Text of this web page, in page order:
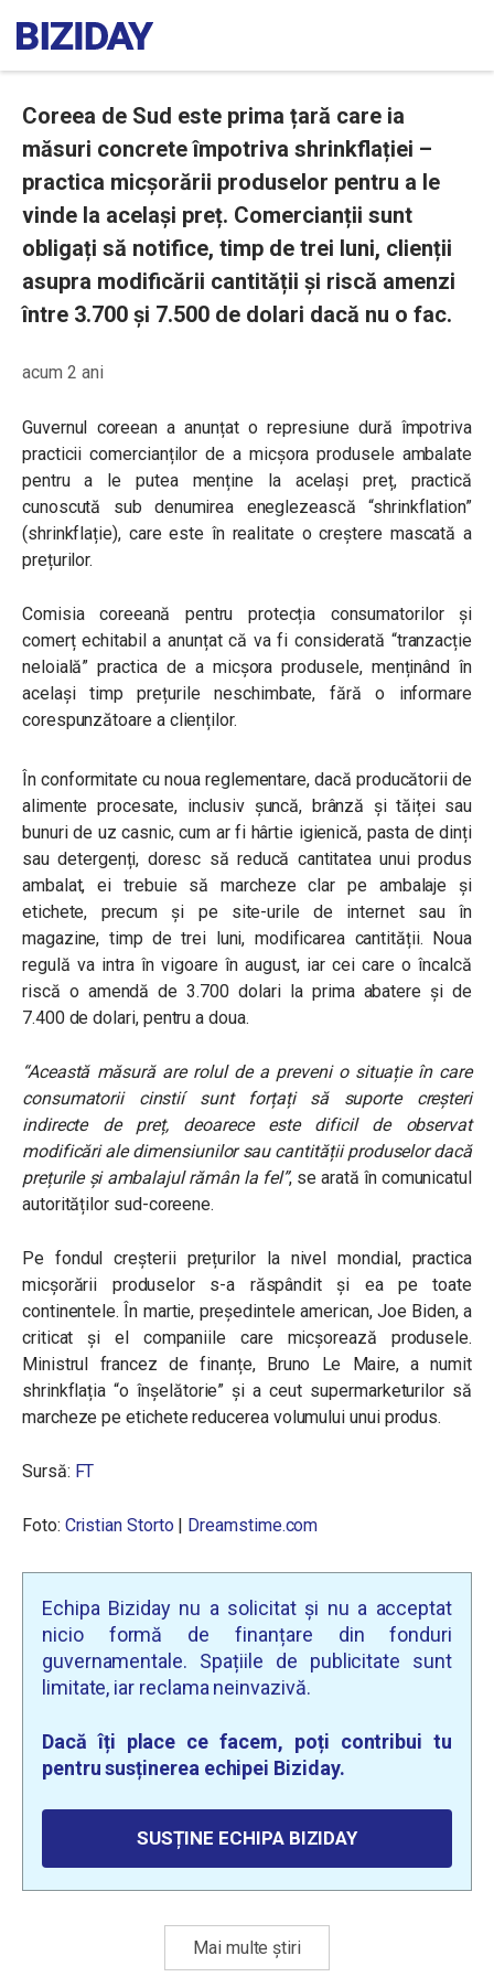
Coreea de Sud este prima țară care ia
măsuri concrete împotriva shrinkflației –
practica micșorării produselor pentru a le
vinde la același preț. Comercianții sunt
obligați să notifice, timp de trei luni, clienții
asupra modificării cantității și riscă amenzi
între 3.700 și 7.500 de dolari dacă nu o fac.
acum 2 ani
Guvernul coreean a anunțat o represiune dură împotriva
practicii comercianților de a micșora produsele ambalate
pentru a le putea menține la același preț, practică
cunoscută sub denumirea eneglezească “shrinkflation”
(shrinkflație), care este în realitate o creștere mascată a
prețurilor.
Comisia coreeană pentru protecția consumatorilor și
comerț echitabil a anunțat că va fi considerată “tranzacție
neloială” practica de a micșora produsele, menținând în
același timp prețurile neschimbate, fără o informare
corespunzătoare a clienților.
În conformitate cu noua reglementare, dacă producătorii de
alimente procesate, inclusiv șuncă, brânză și tăiței sau
bunuri de uz casnic, cum ar fi hârtie igienică, pasta de dinți
sau detergenți, doresc să reducă cantitatea unui produs
ambalat, ei trebuie să marcheze clar pe ambalaje și
etichete, precum și pe site-urile de internet sau în
magazine, timp de trei luni, modificarea cantității. Noua
regulă va intra în vigoare în august, iar cei care o încalcă
riscă o amendă de 3.700 dolari la prima abatere și de
7.400 de dolari, pentru a doua.
“Această măsură are rolul de a preveni o situație în care
consumatorii cinstií sunt forțați să suporte creșteri
indirecte de preț, deoarece este dificil de observat
modificări ale dimensiunilor sau cantității produselor dacă
prețurile și ambalajul rămân la fel”, se arată în comunicatul
autorităților sud-coreene.
Pe fondul creșterii prețurilor la nivel mondial, practica
micșorării produselor s-a răspândit și ea pe toate
continentele. În martie, președintele american, Joe Biden, a
criticat și el companiile care micșorează produsele.
Ministrul francez de finanțe, Bruno Le Maire, a numit
shrinkflația “o înșelătorie” și a ceut supermarketurilor să
marcheze pe etichete reducerea volumului unui produs.
Sursă: FT
Foto: Cristian Storto | Dreamstime.com
Echipa Biziday nu a solicitat și nu a acceptat
nicio formă de finanțare din fonduri
guvernamentale. Spațiile de publicitate sunt
limitate, iar reclama neinvazivă.
Dacă îți place ce facem, poți contribui tu
pentru susținerea echipei Biziday.
SUSȚINE ECHIPA BIZIDAY
Mai multe știri